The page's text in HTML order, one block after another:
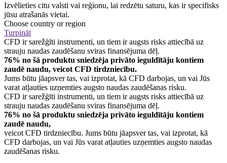
Izvēlieties citu valsti vai reģionu, lai redzētu saturu, kas ir specifisks
jūsu atrašanās vietai.
Choose country or region
Turpināt
CFD ir sarežģīti instrumenti, un tiem ir augsts risks attiecībā uz
strauju naudas zaudēšanu sviras finansējuma dēļ.
76% no šā produktu sniedzēja privāto ieguldītāju kontiem
zaudē naudu, veicot CFD tirdzniecību.
Jums būtu jāapsver tas, vai izprotat, kā CFD darbojas, un vai Jūs
varat atļauties uzņemties augsto naudas zaudēšanas risku.
CFD ir sarežģīti instrumenti, un tiem ir augsts risks attiecībā uz
strauju naudas zaudēšanu sviras finansējuma dēļ.
76% no šā produktu sniedzēja privāto ieguldītāju kontiem
zaudē naudu,
veicot CFD tirdzniecību. Jums būtu jāapsver tas, vai izprotat, kā
CFD darbojas, un vai Jūs varat atļauties uzņemties augsto naudas
zaudēšanas risku.